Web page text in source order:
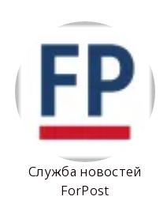
Служба новостей
ForPost